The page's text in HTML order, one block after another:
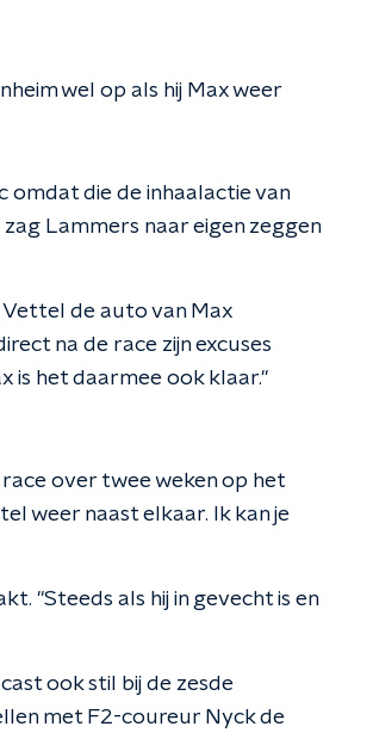
wel op als hij Max weer
omdat die de inhaalactie van
Lammers naar eigen zeggen
de auto van Max
na de race zijn excuses
is het daarmee ook klaar."
over twee weken op het
weer naast elkaar. Ik kan je
"Steeds als hij in gevecht is en
ook stil bij de zesde
met F2-coureur Nyck de